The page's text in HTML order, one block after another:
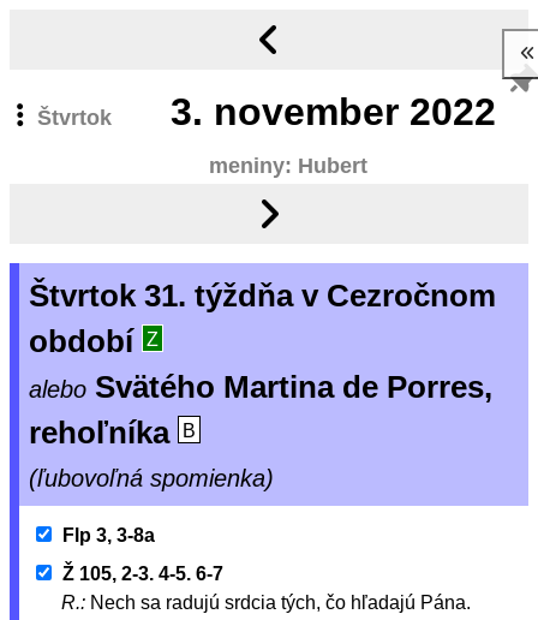
Štvrtok 3. november 2022
meniny: Hubert
Štvrtok 31. týždňa v Cezročnom
období
Z
alebo Svätého Martina de Porres,
rehoľníka
B
(ľubovoľná spomienka)
Flp 3, 3-8a
Ž 105, 2-3. 4-5. 6-7
R.: Nech sa radujú srdcia tých, čo hľadajú Pána.